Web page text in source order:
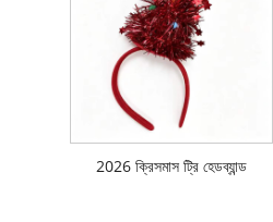
2026 ক্রিসমাস ট্রি হেডব্যান্ড